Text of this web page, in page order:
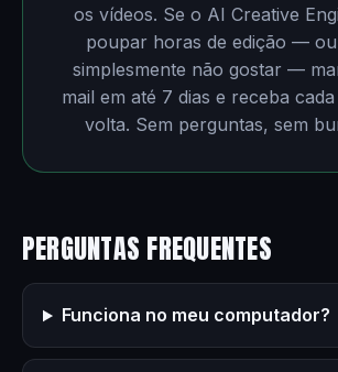
os vídeos. Se o AI Creative
poupar horas de edição —
simplesmente não gostar —
mail em até 7 dias e receba
volta. Sem perguntas, sem
PERGUNTAS FREQUENTES
Funciona no meu computador?